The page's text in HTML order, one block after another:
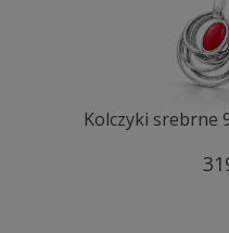
Kolczyki srebrne